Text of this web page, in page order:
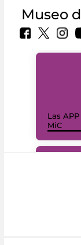
Museo
Las
MiC